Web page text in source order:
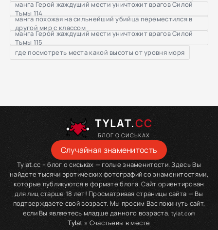
манга Герой жаждущий мести уничтожит врагов Силой
Тьмы 114
манга похожая на сильнейший убийца переместился в
другой мир с классом
манга Герой жаждущий мести уничтожит врагов Силой
Тьмы 115
где посмотреть места какой высоты от уровня моря
TYLAT.CC
БЛОГ О СИСЬКАХ
Случайная знаменитость
Tylat.cc – блог о сиськах — голые знаменитости. Здесь Вы
найдете тысячи эротических фотографий со знаменитостями,
которые публикуются в формате блога. Сайт ориентирован
для лиц старше 18 лет! Просматривая страницы сайта — Вы
подтверждаете свой возраст. Мы просим Вас покинуть сайт,
если Вы являетесь младше данного возраста. tylat.com
Tylat » Счастьевы в месте